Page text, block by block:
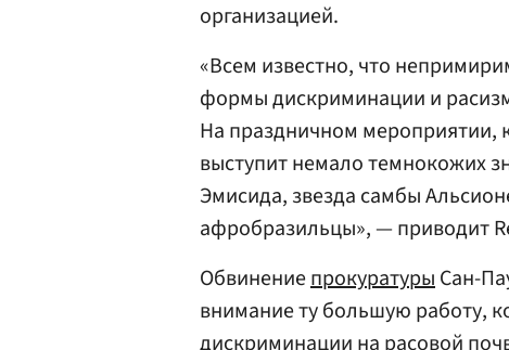
организацией.
«Всем известно, что
формы дискриминации и
На праздничном мероприятии,
выступит немало темнокожих
Эмисида, звезда самбы
афробразильцы», — приводит
ОбвинениепрокуратурыСан-
внимание ту большую работу,
дискриминации на расовой